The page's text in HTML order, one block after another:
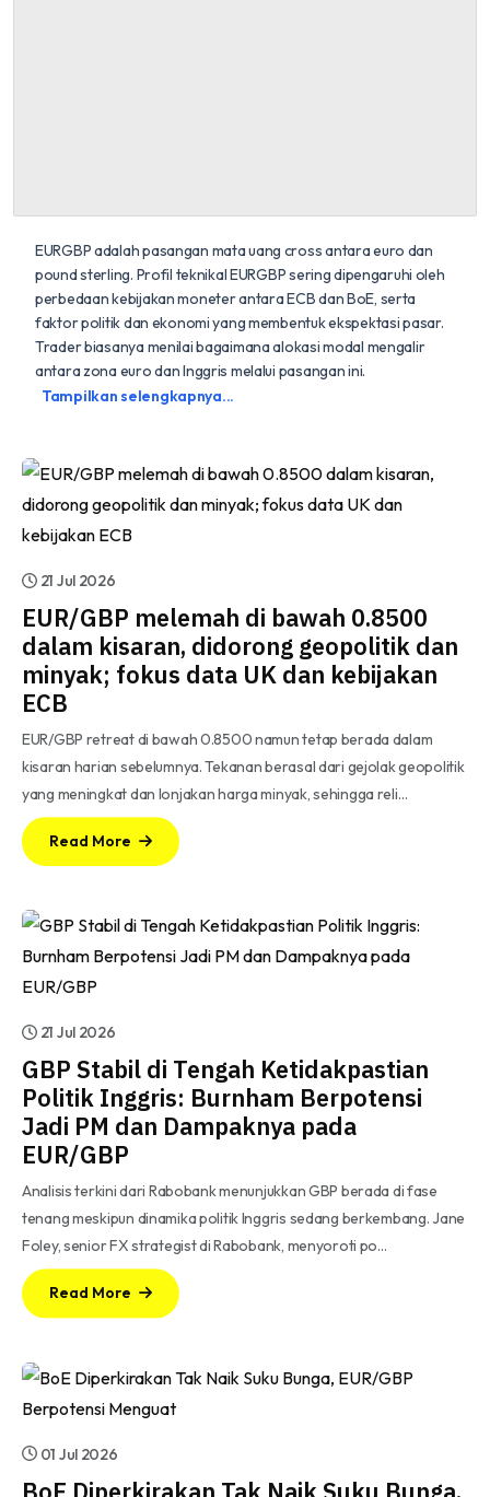
EURGBP adalah pasangan mata uang cross antara euro dan
pound sterling. Profil teknikal EURGBP sering dipengaruhi oleh
perbedaan kebijakan moneter antara ECB dan BoE, serta
faktor politik dan ekonomi yang membentuk ekspektasi pasar.
Trader biasanya menilai bagaimana alokasi modal mengalir
antara zona euro dan Inggris melalui pasangan ini.
Tampilkan selengkapnya...
21 Jul 2026
EUR/GBP melemah di bawah 0.8500
dalam kisaran, didorong geopolitik dan
minyak; fokus data UK dan kebijakan
ECB
EUR/GBP retreat di bawah 0.8500 namun tetap berada dalam
kisaran harian sebelumnya. Tekanan berasal dari gejolak geopolitik
yang meningkat dan lonjakan harga minyak, sehingga reli…
Read More
21 Jul 2026
GBP Stabil di Tengah Ketidakpastian
Politik Inggris: Burnham Berpotensi
Jadi PM dan Dampaknya pada
EUR/GBP
Analisis terkini dari Rabobank menunjukkan GBP berada di fase
tenang meskipun dinamika politik Inggris sedang berkembang. Jane
Foley, senior FX strategist di Rabobank, menyoroti po…
Read More
01 Jul 2026